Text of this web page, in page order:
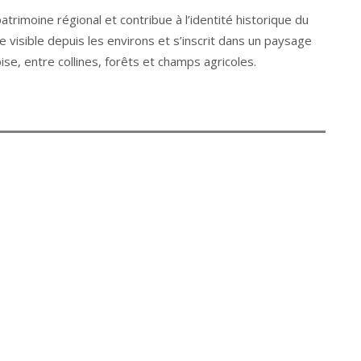
régional et contribue à l’identité historique du
depuis les environs et s’inscrit dans un paysage
entre collines, forêts et champs agricoles.